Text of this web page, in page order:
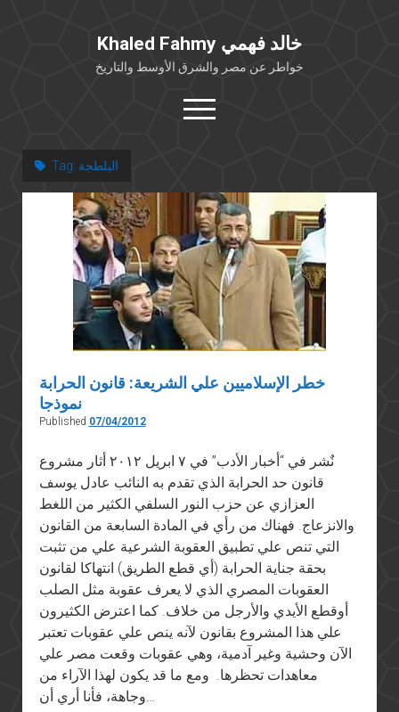
Khaled Fahmy خالد فهمي
خواطر عن مصر والشرق الأوسط والتاريخ
open
menu
خلفية شخصية
كتابات أكاديمية
مقالات صحافية
بوستات من فيسبوك
مقابلات في الإعلام
Languages
Tag: البلطجة
خطر الإسلاميين علي الشريعة: قانون الحرابة
نموذجا
Published 07/04/2012
نٌشر في “أخبار الأدب” في ٧ ابريل ٢٠١٢ أثار مشروع
قانون حد الحرابة الذي تقدم به النائب عادل يوسف
العزازي عن حزب النور السلفي الكثير من اللغط
والانزعاج. فهناك من رأي في المادة السابعة من القانون
التي تنص علي تطبيق العقوبة الشرعية علي من تثبت
بحقة جناية الحرابة (أي قطع الطريق) انتهاكا لقانون
العقوبات المصري الذي لا يعرف عقوبة مثل الصلب
أوقطع الأيدي والأرجل من خلاف. كما اعترض الكثيرون
علي هذا المشروع بقانون لآنه ينص علي عقوبات تعتبر
الآن وحشية وغير آدمية، وهي عقوبات وقعت مصر علي
معاهدات تحظرها. ومع ما قد يكون لهذا الآراء من
وجاهة، فأنا أري أن…